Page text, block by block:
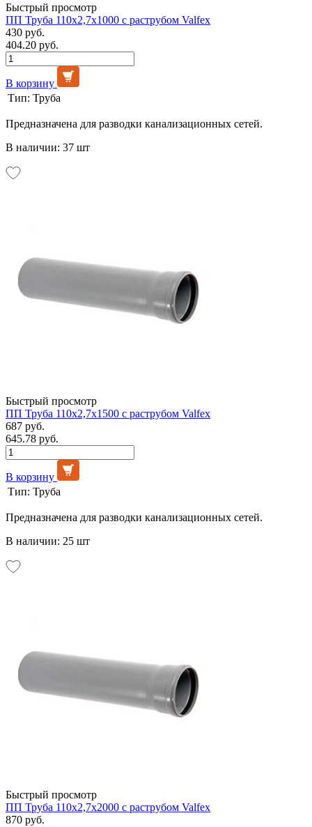
Быстрый просмотр
ПП Труба 110х2,7х1000 с раструбом Valfex
430 руб.
404.20 руб.
В корзину
Тип: Труба
Предназначена для разводки канализационных сетей.
В наличии: 37 шт
Быстрый просмотр
ПП Труба 110х2,7х1500 с раструбом Valfex
687 руб.
645.78 руб.
В корзину
Тип: Труба
Предназначена для разводки канализационных сетей.
В наличии: 25 шт
Быстрый просмотр
ПП Труба 110х2,7х2000 с раструбом Valfex
870 руб.